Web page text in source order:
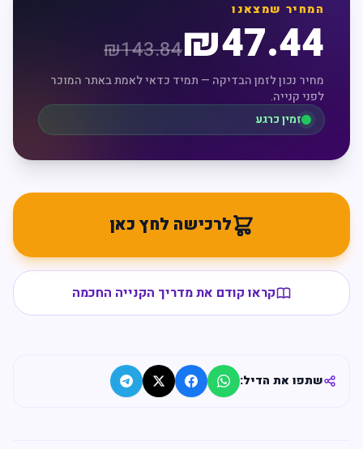
המחיר שמצאנו
₪47.44
₪143.84
מחיר נכון לזמן הבדיקה — תמיד כדאי לאמת באתר המוכר
לפני קנייה.
זמין כרגע
לרכישה לחץ כאן
קראו קודם את מדריך הקנייה החכמה
שתפו את הדיל: